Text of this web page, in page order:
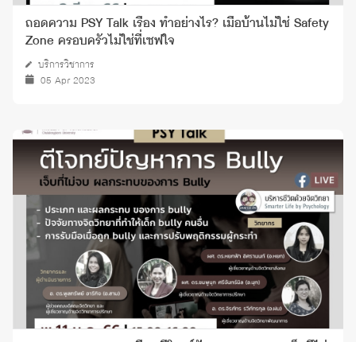
ถอดความ PSY Talk เรื่อง ทำอย่างไร? เมื่อบ้านไม่ใช่ Safety
Zone ครอบครัวไม่ใช่ที่เซฟใจ
บริการวิชาการ
05 Apr 2023